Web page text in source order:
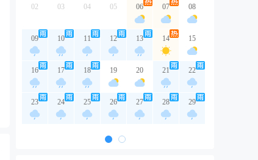
02 03 04 05 06 07 08
09 10 11 12 13 14 15
16 17 18 19 20 21 22
23 24 25 26 27 28 29